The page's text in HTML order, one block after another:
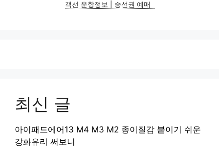
객선 운항정보 | 승선권 예매
최신 글
아이패드에어13 M4 M3 M2 종이질감 붙이기 쉬운
강화유리 써보니